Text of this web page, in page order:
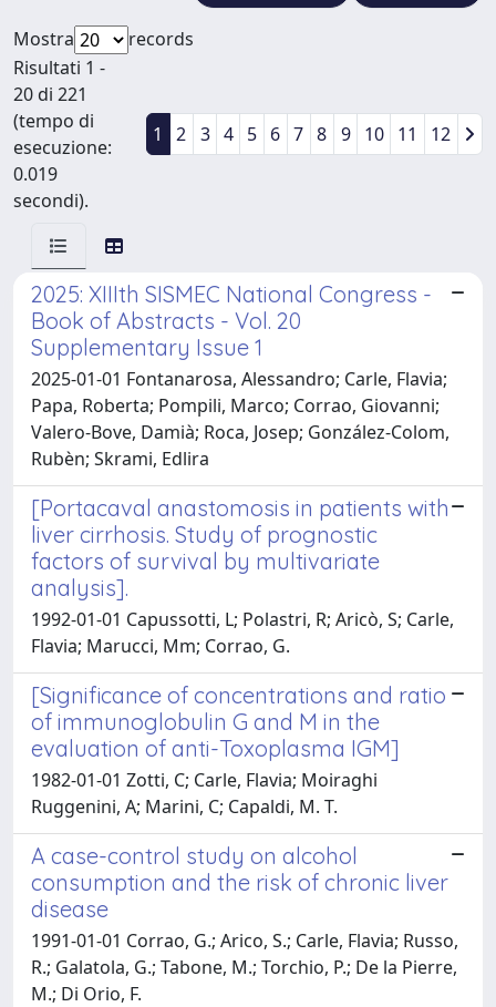
Mostra
records
Risultati 1 -
20 di 221
(tempo di
esecuzione:
0.019
secondi).
1 2 3 4 5 6 7 8 9 10 11 12
2025: XIIIth SISMEC National Congress -
Book of Abstracts - Vol. 20
Supplementary Issue 1
2025-01-01 Fontanarosa, Alessandro; Carle, Flavia;
Papa, Roberta; Pompili, Marco; Corrao, Giovanni;
Valero-Bove, Damià; Roca, Josep; González-Colom,
Rubèn; Skrami, Edlira
[Portacaval anastomosis in patients with
liver cirrhosis. Study of prognostic
factors of survival by multivariate
analysis].
1992-01-01 Capussotti, L; Polastri, R; Aricò, S; Carle,
Flavia; Marucci, Mm; Corrao, G.
[Significance of concentrations and ratio
of immunoglobulin G and M in the
evaluation of anti-Toxoplasma IGM]
1982-01-01 Zotti, C; Carle, Flavia; Moiraghi
Ruggenini, A; Marini, C; Capaldi, M. T.
A case-control study on alcohol
consumption and the risk of chronic liver
disease
1991-01-01 Corrao, G.; Arico, S.; Carle, Flavia; Russo,
R.; Galatola, G.; Tabone, M.; Torchio, P.; De la Pierre,
M.; Di Orio, F.